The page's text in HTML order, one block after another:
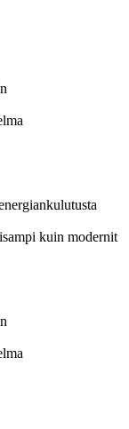
kuin modernit